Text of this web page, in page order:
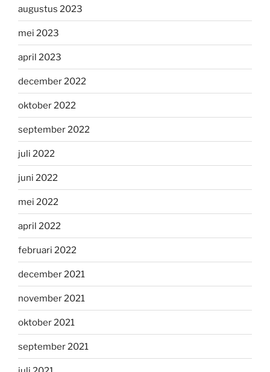
augustus 2023
mei 2023
april 2023
december 2022
oktober 2022
september 2022
juli 2022
juni 2022
mei 2022
april 2022
februari 2022
december 2021
november 2021
oktober 2021
september 2021